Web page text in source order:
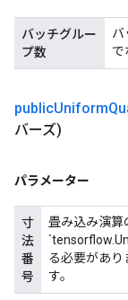
バッチグルー
プ数
バ
で
publicUniform
バーズ)
パラメーター
寸
法
番
号
畳み込み演算
る必要があり
す。